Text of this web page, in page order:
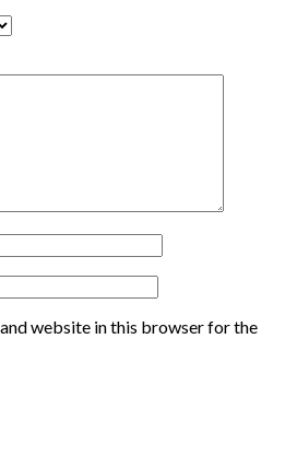
and website in this browser for the